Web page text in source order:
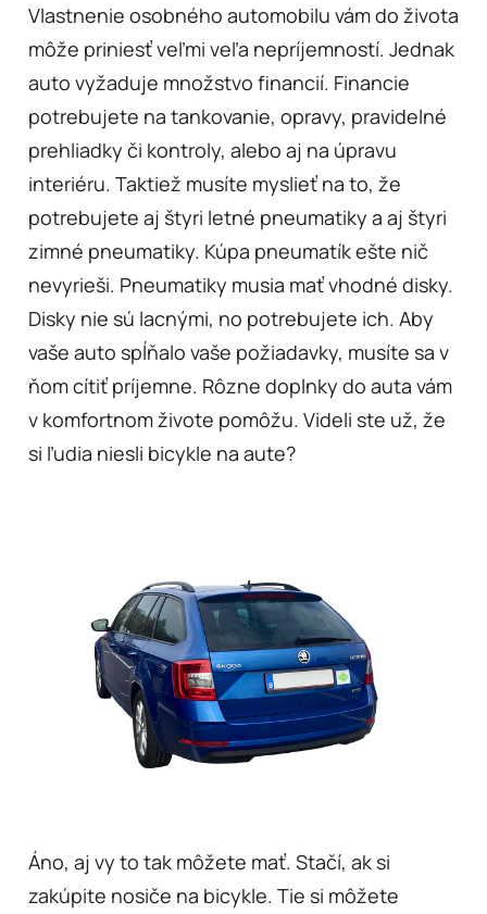
Vlastnenie osobného automobilu vám do života
môže priniesť veľmi veľa nepríjemností. Jednak
auto vyžaduje množstvo financií. Financie
potrebujete na tankovanie, opravy, pravidelné
prehliadky či kontroly, alebo aj na úpravu
interiéru. Taktiež musíte myslieť na to, že
potrebujete aj štyri letné pneumatiky a aj štyri
zimné pneumatiky. Kúpa pneumatík ešte nič
nevyrieši. Pneumatiky musia mať vhodné disky.
Disky nie sú lacnými, no potrebujete ich. Aby
vaše auto spĺňalo vaše požiadavky, musíte sa v
ňom cítiť príjemne. Rôzne doplnky do auta vám
v komfortnom živote pomôžu. Videli ste už, že
si ľudia niesli bicykle na aute?
Áno, aj vy to tak môžete mať. Stačí, ak si
zakúpite nosiče na bicykle. Tie si môžete